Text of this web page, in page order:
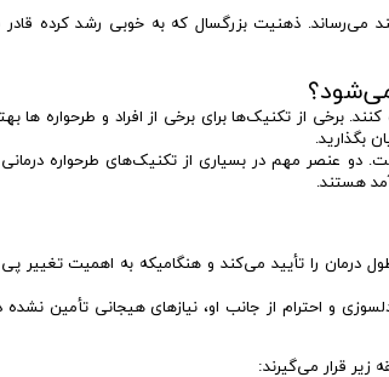
می‌رساند. ذهنیت بزرگسال که به خوبی رشد کرده قادر
می‌شود؟
برخی از تکنیک‌ها برای برخی از افراد و طرحواره ها
بگذارید.
دو عنصر مهم در بسیاری از تکنیک‌های طرحواره
هستند.
درمان را تأیید می‌کند و هنگامیکه به اهمیت تغییر
و احترام از جانب او، نیازهای هیجانی تأمین نشده
زیر قرار می‌گیرند: